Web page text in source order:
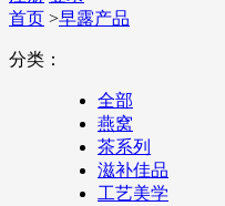
首页 >早露产品
分类：
全部
燕窝
茶系列
滋补佳品
工艺美学